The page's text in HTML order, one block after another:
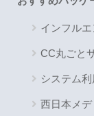
インフル
CC丸ごと
システム
西日本メ